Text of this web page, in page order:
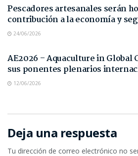
Pescadores artesanales serán
contribución a la economía y
24/06/2026
AE2026 – Aquaculture in Global
sus ponentes plenarios
12/06/2026
Deja una respuesta
Tu dirección de correo electrónico no